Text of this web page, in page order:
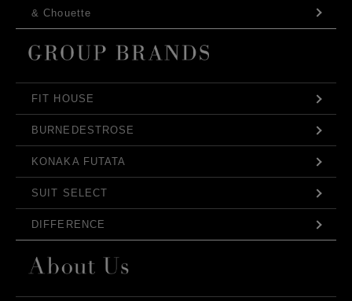
& Chouette
FIT HOUSE
BURNEDESTROSE
KONAKA FUTATA
SUIT SELECT
DIFFERENCE